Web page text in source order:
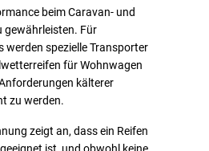
beim Caravan- und
gewährleisten. Für
werden spezielle Transporter
für Wohnwagen
kälterer
zu werden.
zeigt an, dass ein Reifen
ist, und obwohl keine